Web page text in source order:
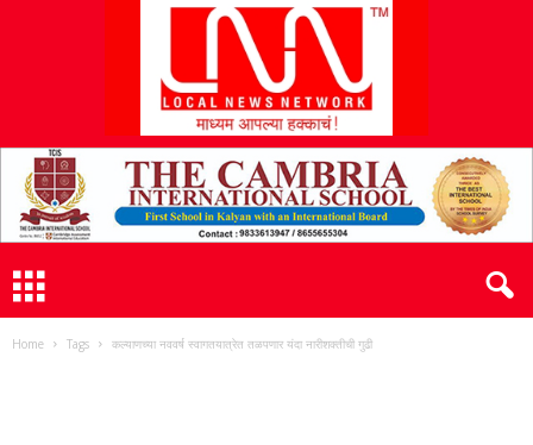
Home Tags कल्याणच्या नववर्ष स्वागतयात्रेत तळपणार यंदा नारीशक्तीची गुढी